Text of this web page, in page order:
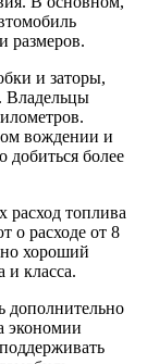
размеров.
и заторы,
Владельцы
вождении и
более
расход топлива
о расходе от 8
хороший
и класса.
дополнительно
экономии